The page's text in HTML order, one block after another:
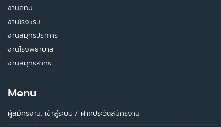
งานกทม
งานโรงแรม
งานสมุทรปราการ
งานโรงพยาบาล
งานสมุทรสาคร
Menu
ผู้สมัครงาน: เข้าสู่ระบบ / ฝากประวัติสมัครงาน